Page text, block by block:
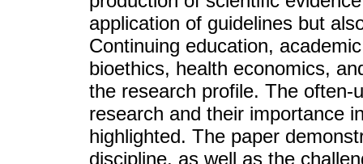
application of guidelines but
Continuing education,
bioethics, health economics,
the research profile. The often-
research and their importance
highlighted. The paper
discipline, as well as the